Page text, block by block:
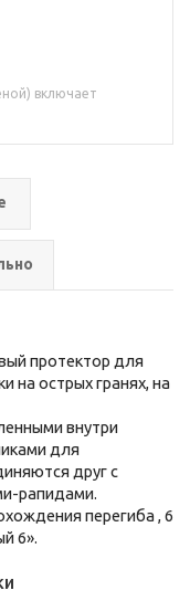
включает
протектор для
на острых гранях, на
внутри
для
друг с
рапидами.
перегиба , 6
6».